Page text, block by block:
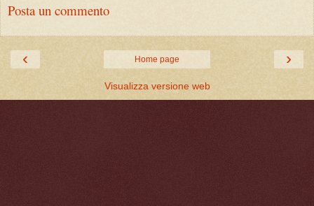
Posta un commento
‹ ›
Home page
Visualizza versione web